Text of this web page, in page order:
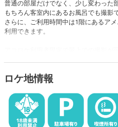
普通の部屋だけでなく、少し変わった
もちろん客室内にあるお風呂でも撮影
さらに、ご利用時間中は1階にあるア
利用できます。
https://www.kojo.co.jp/annex/
ロケ地情報